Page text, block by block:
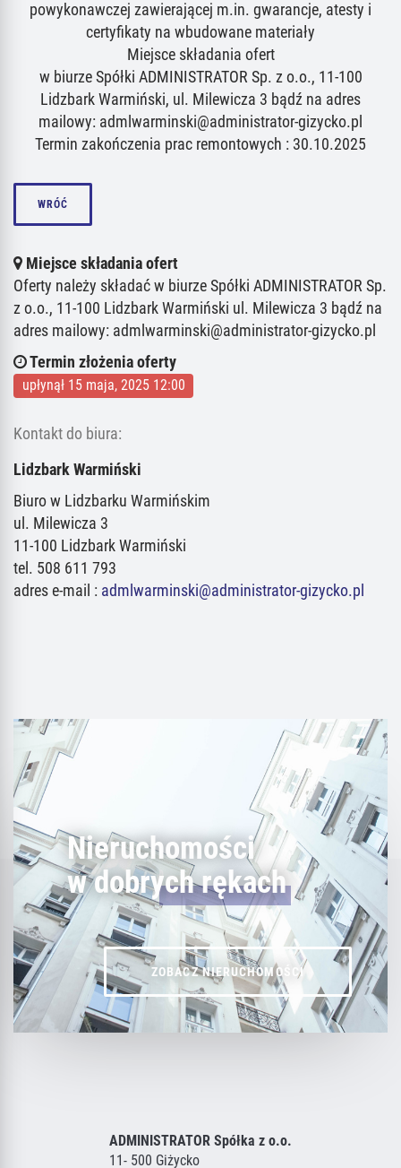
powykonawczej zawierającej m.in. gwarancje, atesty i
certyfikaty na wbudowane materiały
Miejsce składania ofert
w biurze Spółki ADMINISTRATOR Sp. z o.o., 11-100
Lidzbark Warmiński, ul. Milewicza 3 bądź na adres
mailowy: admlwarminski@administrator-gizycko.pl
Termin zakończenia prac remontowych : 30.10.2025
WRÓĆ
Miejsce składania ofert
Oferty należy składać w biurze Spółki ADMINISTRATOR Sp.
z o.o., 11-100 Lidzbark Warmiński ul. Milewicza 3 bądź na
adres mailowy: admlwarminski@administrator-gizycko.pl
Termin złożenia oferty
upłynął 15 maja, 2025 12:00
Kontakt do biura:
Lidzbark Warmiński
Biuro w Lidzbarku Warmińskim
ul. Milewicza 3
11-100 Lidzbark Warmiński
tel. 508 611 793
adres e-mail : admlwarminski@administrator-gizycko.pl
Nieruchomości
w dobrych rękach
ZOBACZ NIERUCHOMOŚCI
ADMINISTRATOR Spółka z o.o.
11- 500 Giżycko